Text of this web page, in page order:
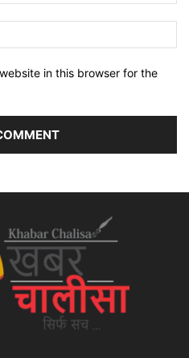
in this browser for the